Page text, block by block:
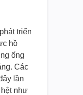
triển
hồ
ống
Các
lần
như